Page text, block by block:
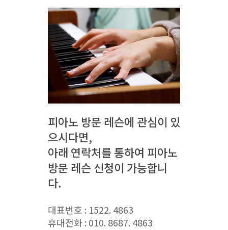
피아노 방문 레슨에 관심이 있
으시다면,
아래 연락처를 통하여 피아노
방문 레슨 신청이 가능합니
다.
대표번호 : 1522. 4863
휴대전화 : 010. 8687. 4863